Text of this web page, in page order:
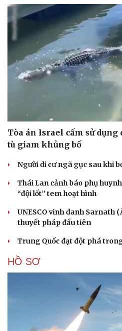
Tòa án Israel cấm sử dụng
tù giam khủng bố
Người di cư ngã gục sau khi
Thái Lan cảnh báo phụ
“đội lốt” tem hoạt hình
UNESCO vinh danh Sarnath
thuyết pháp đầu tiên
Trung Quốc đạt đột phá
HỒ SƠ